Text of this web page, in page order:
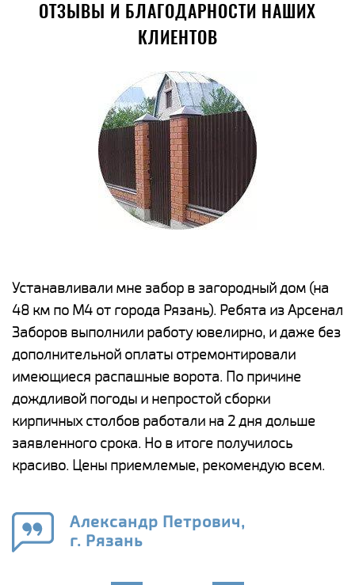
ОТЗЫВЫ И БЛАГОДАРНОСТИ НАШИХ
КЛИЕНТОВ
Устанавливали мне забор в загородный дом (на
48 км по М4 от города Рязань). Ребята из Арсенал
Заборов выполнили работу ювелирно, и даже без
дополнительной оплаты отремонтировали
имеющиеся распашные ворота. По причине
дождливой погоды и непростой сборки
кирпичных столбов работали на 2 дня дольше
заявленного срока. Но в итоге получилось
красиво. Цены приемлемые, рекомендую всем.
Александр Петрович,
г. Рязань